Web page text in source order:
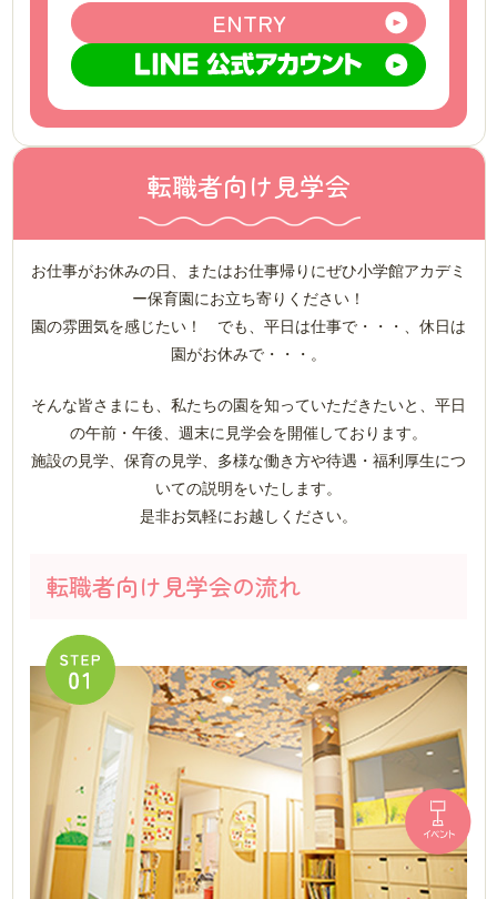
ENTRY
転職者向け見学会
お仕事がお休みの日、またはお仕事帰りにぜひ小学館アカデミ
ー保育園にお立ち寄りください！
園の雰囲気を感じたい！ でも、平日は仕事で・・・、休日は
園がお休みで・・・。
そんな皆さまにも、私たちの園を知っていただきたいと、平日
の午前・午後、週末に見学会を開催しております。
施設の見学、保育の見学、多様な働き方や待遇・福利厚生につ
いての説明をいたします。
是非お気軽にお越しください。
転職者向け見学会の流れ